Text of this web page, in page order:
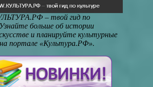
– твой гид по
больше об истории
и планируйте культурные
портале «Культура.РФ».